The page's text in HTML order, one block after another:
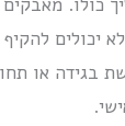
יכולים
בגידה או